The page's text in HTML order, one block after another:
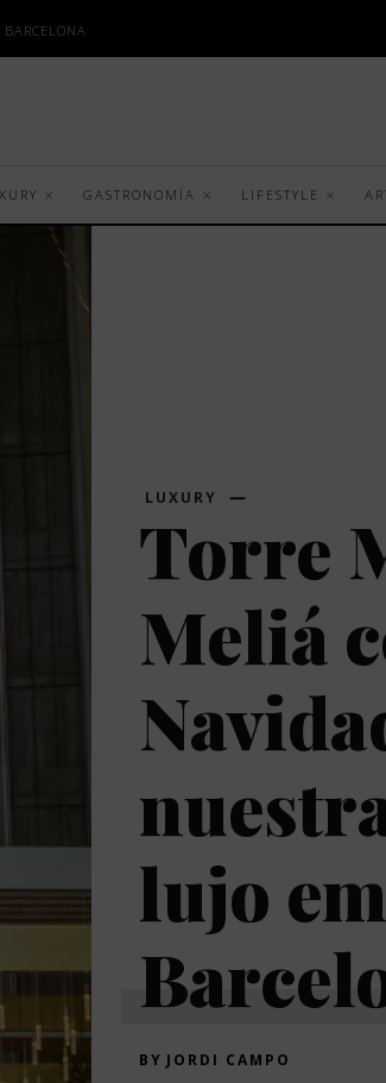
GASTRONOMÍA LIFESTYLE
LUXURY
Torre
Meliá
lujo
BY JORDI CAMPO